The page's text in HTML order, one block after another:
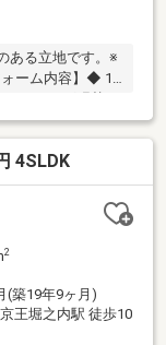
ある立地です。※
ーム内容】◆ 1
ーリング張替え
クロス・床
え◇浴室：壁シー
全体：クロス貼
え◇間取り変更
塗装◇2026年2
◇2025年12
4SLDK
2
(築19年9ヶ月)
王堀之内駅 徒歩10